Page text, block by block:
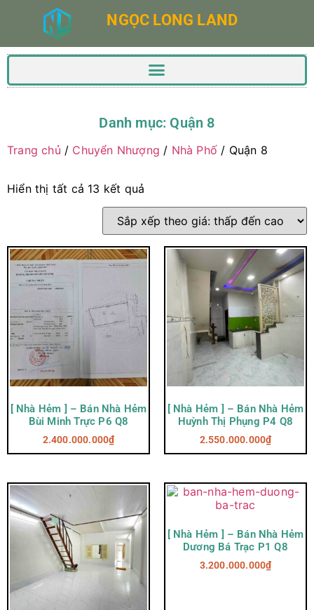
NGỌC LONG LAND
Danh mục: Quận 8
Trang chủ / Chuyển Nhượng / Nhà Phố / Quận 8
Hiển thị tất cả 13 kết quả
[ Nhà Hẻm ] – Bán Nhà Hẻm
Bùi Minh Trực P6 Q8
2.400.000.000₫
[ Nhà Hẻm ] – Bán Nhà Hẻm
Huỳnh Thị Phụng P4 Q8
2.550.000.000₫
[ Nhà Hẻm ] – Bán Nhà Hẻm
Dương Bá Trạc P1 Q8
3.200.000.000₫